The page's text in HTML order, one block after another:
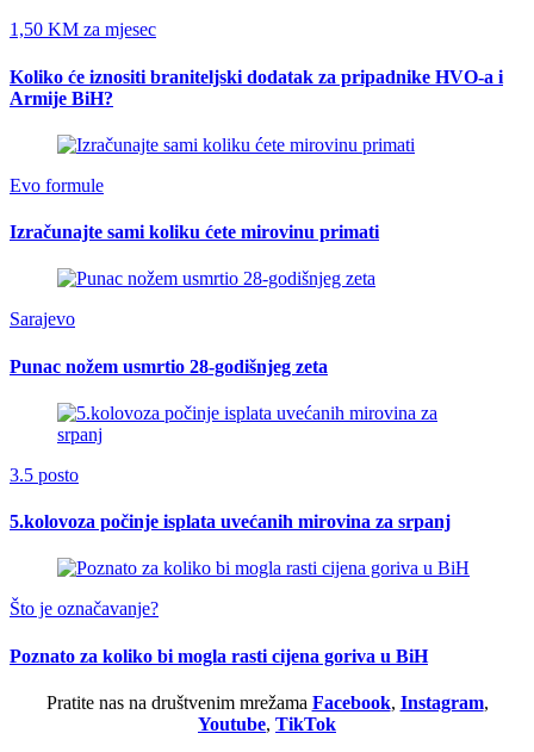
1,50 KM za mjesec
Koliko će iznositi braniteljski dodatak za pripadnike HVO-a i
Armije BiH?
Evo formule
Izračunajte sami koliku ćete mirovinu primati
Sarajevo
Punac nožem usmrtio 28-godišnjeg zeta
3.5 posto
5.kolovoza počinje isplata uvećanih mirovina za srpanj
Što je označavanje?
Poznato za koliko bi mogla rasti cijena goriva u BiH
Pratite nas na društvenim mrežama Facebook, Instagram,
Youtube, TikTok